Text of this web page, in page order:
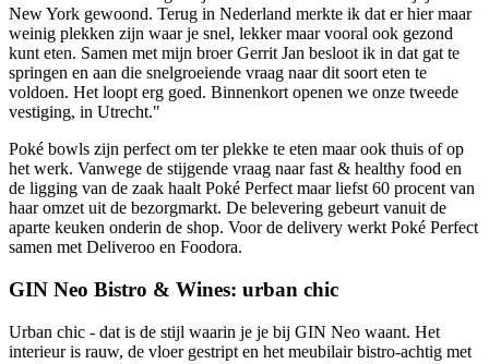
New York gewoond. Terug in Nederland merkte ik dat er hier maar
weinig plekken zijn waar je snel, lekker maar vooral ook gezond
kunt eten. Samen met mijn broer Gerrit Jan besloot ik in dat gat te
springen en aan die snelgroeiende vraag naar dit soort eten te
voldoen. Het loopt erg goed. Binnenkort openen we onze tweede
vestiging, in Utrecht."
Poké bowls zijn perfect om ter plekke te eten maar ook thuis of op
het werk. Vanwege de stijgende vraag naar fast & healthy food en
de ligging van de zaak haalt Poké Perfect maar liefst 60 procent van
haar omzet uit de bezorgmarkt. De belevering gebeurt vanuit de
aparte keuken onderin de shop. Voor de delivery werkt Poké Perfect
samen met Deliveroo en Foodora.
GIN Neo Bistro & Wines: urban chic
Urban chic - dat is de stijl waarin je je bij GIN Neo waant. Het
interieur is rauw, de vloer gestript en het meubilair bistro-achtig met